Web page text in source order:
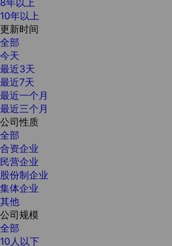
10年以上
更新时间
全部
今天
最近3天
最近7天
最近一个月
最近三个月
公司性质
全部
合资企业
民营企业
股份制企业
集体企业
其他
公司规模
全部
10人以下